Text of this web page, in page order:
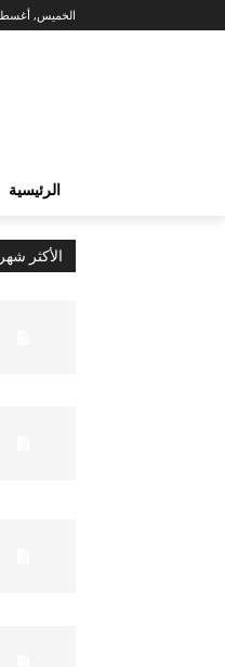
الخميس, أغسطس 6,
الرئيسية
الأكثر